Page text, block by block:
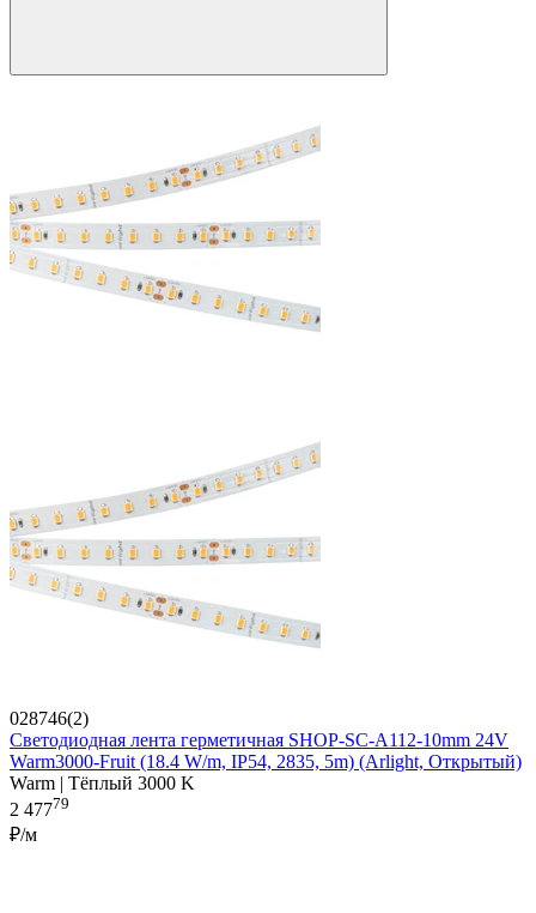
028746(2)
Светодиодная лента герметичная SHOP-SC-A112-10mm 24V
Warm3000-Fruit (18.4 W/m, IP54, 2835, 5m) (Arlight, Открытый)
Warm | Тёплый 3000 K
2 47779
₽/м